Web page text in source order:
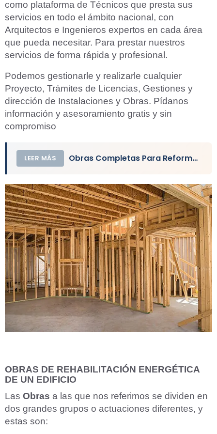
como plataforma de Técnicos que presta sus
servicios en todo el ámbito nacional, con
Arquitectos e Ingenieros expertos en cada área
que pueda necesitar. Para prestar nuestros
servicios de forma rápida y profesional.
Podemos gestionarle y realizarle cualquier
Proyecto, Trámites de Licencias, Gestiones y
dirección de Instalaciones y Obras. Pídanos
información y asesoramiento gratis y sin
compromiso
LEER MÁS Obras Completas Para Reformar un Baño
OBRAS DE REHABILITACIÓN ENERGÉTICA
DE UN EDIFICIO
Las Obras a las que nos referimos se dividen en
dos grandes grupos o actuaciones diferentes, y
estas son: